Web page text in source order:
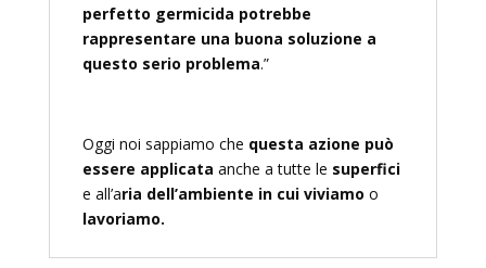
perfetto germicida potrebbe
rappresentare una buona soluzione a
questo serio problema.”
Oggi noi sappiamo che questa azione può
essere applicata anche a tutte le superfici
e all’aria dell’ambiente in cui viviamo o
lavoriamo.